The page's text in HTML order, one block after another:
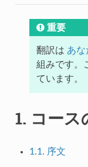
重要
翻訳は あな
組みです。
ています。
1. コース
1.1. 序文